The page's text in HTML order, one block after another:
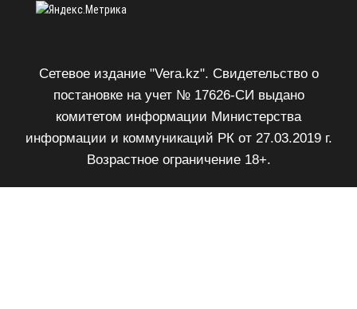
Сетевое издание "Vera.kz". Свидетельство о
постановке на учет № 17626-СИ выдано
комитетом информации Министерства
информации и коммуникаций РК от 27.03.2019 г.
Возрастное ограничение 18+.